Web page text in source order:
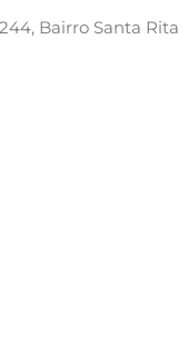
Bairro Santa Rita